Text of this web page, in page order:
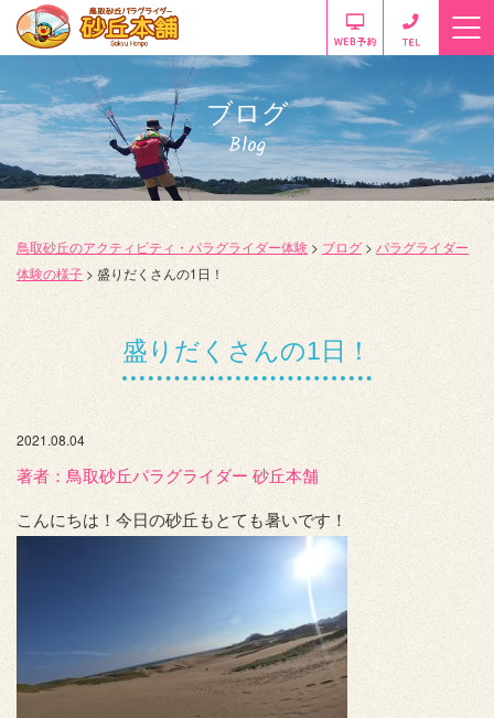
ブログ
Blog
鳥取砂丘のアクティビティ・パラグライダー体験 > ブログ > パラグライダー
体験の様子 > 盛りだくさんの1日！
盛りだくさんの1日！
2021.08.04
著者：️鳥取砂丘パラグライダー 砂丘本舗
こんにちは！今日の砂丘もとても暑いです！